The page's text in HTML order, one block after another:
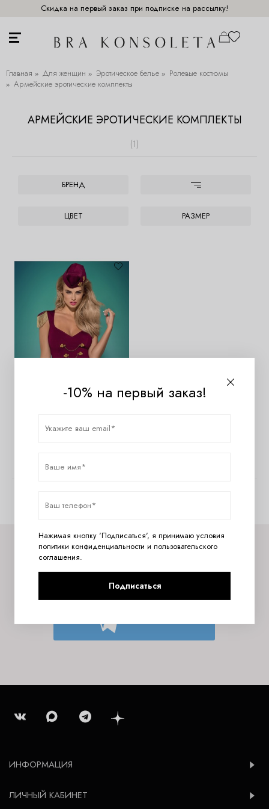
Скидка на первый заказ при подписке на рассылку!
Главная Для женщин Эротическое белье
Ролевые костюмы
Армейские эротические комплекты
АРМЕЙСКИЕ ЭРОТИЧЕСКИЕ КОМПЛЕКТЫ
(1)
БРЕНД
ЦВЕТ РАЗМЕР
Подписывайтесь на Konsoleta в Telegram
Публикуем только самое важное и интересное
ИНФОРМАЦИЯ
ЛИЧНЫЙ КАБИНЕТ
-10% на первый заказ!
Нажимая кнопку 'Подписаться', я принимаю условия
политики конфиденциальности и пользовательского
соглашения.
Подписаться